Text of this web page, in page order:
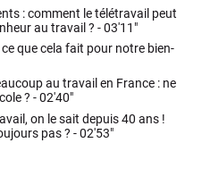
: comment le télétravail peut
au travail ? -03'11"
que cela fait pour notre bien-
au travail en France : ne
? -02'40"
on le sait depuis 40 ans !
pas ? -02'53"